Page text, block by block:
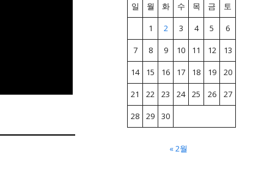
일
월 화 수 목 금
토
1
2 3 4 5
6
7
8 9 10 11 12
13
14
15 16 17 18 19
20
21
22 23 24 25 26
27
28
29 30
« 2월